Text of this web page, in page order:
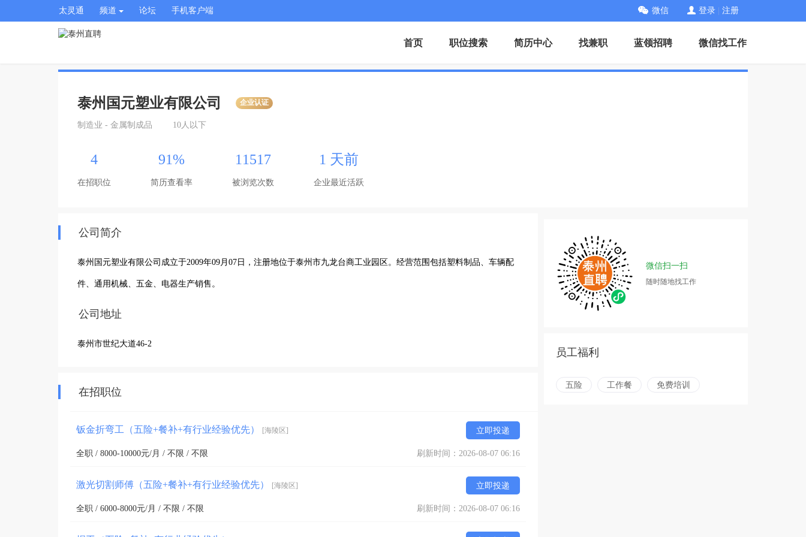
太灵通 频道 论坛 手机客户端 微信 登录 注册
首页 职位搜索 简历中心 找兼职 蓝领招聘 微信找工作
泰州国元塑业有限公司 企业认证
制造业 - 金属制成品 10人以下
4
在招职位
91%
简历查看率
11517
被浏览次数
1 天前
企业最近活跃
公司简介
泰州国元塑业有限公司成立于2009年09月07日，注册地位于泰州市九龙台商工业园区。经营范围包括塑料制品、车辆配
件、通用机械、五金、电器生产销售。
公司地址
泰州市世纪大道46-2
在招职位
钣金折弯工（五险+餐补+有行业经验优先） [海陵区] 立即投递
全职 / 8000-10000元/月 / 不限 / 不限 刷新时间：2026-08-07 06:16
激光切割师傅（五险+餐补+有行业经验优先） [海陵区] 立即投递
全职 / 6000-8000元/月 / 不限 / 不限 刷新时间：2026-08-07 06:16
微信扫一扫
随时随地找工作
员工福利
五险 工作餐 免费培训